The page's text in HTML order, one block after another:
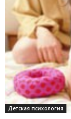
Детская психология